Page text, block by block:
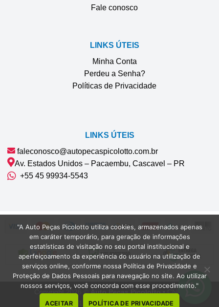
Fale conosco
LINKS ÚTEIS
Minha Conta
Perdeu a Senha?
Políticas de Privacidade
LINKS ÚTEIS
faleconosco@autopecaspicolotto.com.br
Av. Estados Unidos – Pacaembu, Cascavel – PR
+55 45 99934‑5543‬
Copyright 2026 ©Auto Peças Picolotto• CNPJ
42.075.132/0001-22 | Cascavel-PR
"A Auto Peças Picolotto utiliza cookies, armazenados apenas
em caráter temporário, para geração de informações
estatísticas de visitação no seu portal institucional e
aperfeiçoamento da experiência do usuário na utilização de
serviços online, conforme nossa Política de Privacidade e
Proteção de Dados Pessoais para navegação no site. Ao utilizar
nossos serviços, você concorda com esse procedimento."
ACEITAR POLÍTICA DE PRIVACIDADE